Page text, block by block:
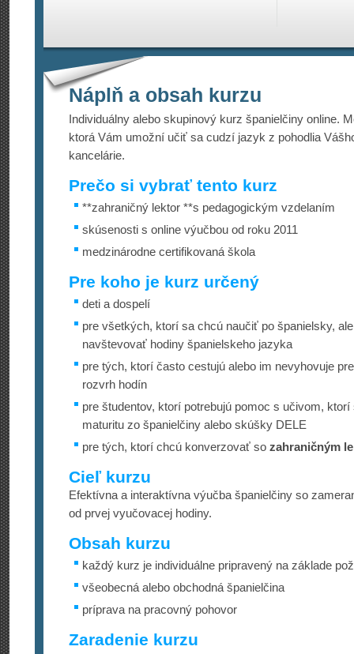
Náplň a obsah kurzu
Individuálny alebo skupinový kurz španielčiny online.
ktorá Vám umožní učiť sa cudzí jazyk z pohodlia
kancelárie.
Prečo si vybrať tento kurz
**zahraničný lektor **s pedagogickým vzdelaním
skúsenosti s online výučbou od roku 2011
medzinárodne certifikovaná škola
Pre koho je kurz určený
deti a dospelí
pre všetkých, ktorí sa chcú naučiť po španielsky,
navštevovať hodiny španielskeho jazyka
pre tých, ktorí často cestujú alebo im nevyhovuje
rozvrh hodín
pre študentov, ktorí potrebujú pomoc s učivom, ktorí
maturitu zo španielčiny alebo skúšky DELE
pre tých, ktorí chcú konverzovať so zahraničným
Cieľ kurzu
Efektívna a interaktívna výučba španielčiny so
od prvej vyučovacej hodiny.
Obsah kurzu
každý kurz je individuálne pripravený na základe
všeobecná alebo obchodná španielčina
príprava na pracovný pohovor
Zaradenie kurzu